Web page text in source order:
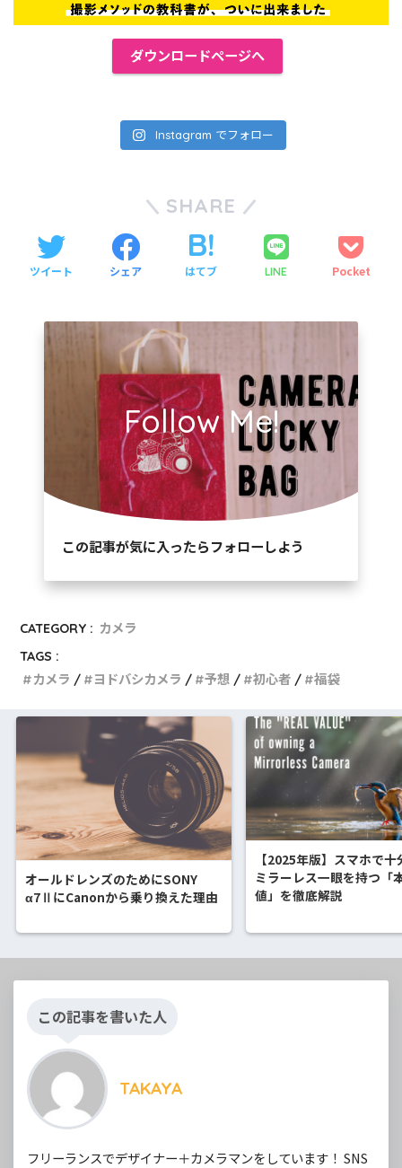
ダウンロードページへ
Instagram でフォロー
SHARE
ツイート シェア はてブ LINE Pocket
Follow Me!
この記事が気に入ったらフォローしよう
CATEGORY : カメラ
TAGS :
カメラ
ヨドバシカメラ 予想 初心者 福袋
オールドレンズのためにSONY
α7ⅡにCanonから乗り換えた理由
【2025年版】スマホで
ミラーレス一眼を持つ「
値」を徹底解説
この記事を書いた人
TAKAYA
フリーランスでデザイナー＋カメラマンをしています！ SNS